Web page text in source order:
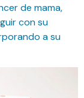
de mama,
con su
a su